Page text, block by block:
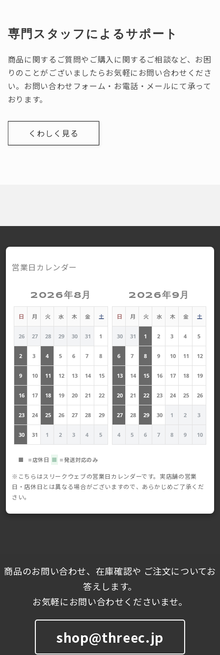
専門スタッフによるサポート
商品に関するご質問やご購入に関するご相談など、お困
りのことがございましたらお気軽にお問い合わせくださ
い。お問い合わせフォーム・お電話・メールにて承って
おります。
くわしく見る
営業日カレンダー
2026年8月
日 月 火 水 木 金 土
26 27 28 29 30 31 1
2 3 4 5 6 7 8
9 10 11 12 13 14 15
16 17 18 19 20 21 22
23 24 25 26 27 28 29
30 31 1 2 3 4 5
2026年9月
日 月 火 水 木 金 土
30 31 1 2 3 4 5
6 7 8 9 10 11 12
13 14 15 16 17 18 19
20 21 22 23 24 25 26
27 28 29 30 1 2 3
4 5 6 7 8 9 10
■ =店休日 ■ =発送対応のみ
※こちらはスリークウェブの営業日カレンダーです。実店舗の営業
日・店休日とは異なる場合がございますので、あらかじめご了承くだ
さい。
商品のお問い合わせ、在庫確認や ご注文についてお
答えします。
お気軽にお問い合わせくださいませ。
shop@threec.jp